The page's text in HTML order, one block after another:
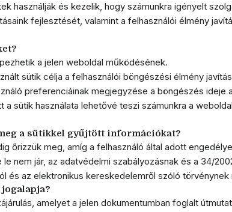
használják és kezelik, hogy számunkra igényelt
fejlesztését, valamint a felhasználói élmény
a jelen weboldal működésének.
sütik célja a felhasználói böngészési élmény
preferenciáinak megjegyzése a böngészés ideje
a sütik használata lehetővé teszi számunkra a
a sütikkel gyűjtött információkat?
őrizzük meg, amíg a felhasználó által adott
nem jár, az adatvédelmi szabályozásnak és a 34/
és az elektronikus kereskedelemről szóló
amelyet a jelen dokumentumban foglalt